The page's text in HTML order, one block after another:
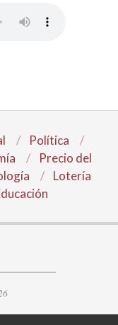
Política
Precio del
Lotería